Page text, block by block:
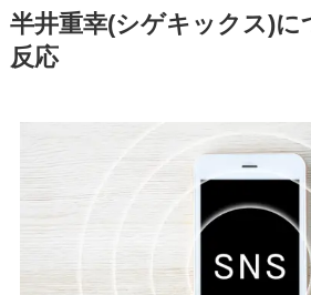
半井重幸(シゲキックス)に
反応